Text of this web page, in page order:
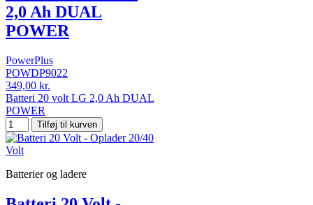
2,0 Ah DUAL
POWER
PowerPlus
POWDP9022
349,00 kr.
Batteri 20 volt LG 2,0 Ah DUAL
POWER
Tilføj til kurven
Batterier og ladere